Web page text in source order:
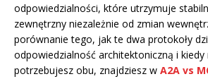
odpowiedzialności, które utrzymuje
zewnętrzny niezależnie od zmian
porównanie tego, jak te dwa protokoły
odpowiedzialność architektoniczną i kiedy
potrzebujesz obu, znajdziesz w A2A vs